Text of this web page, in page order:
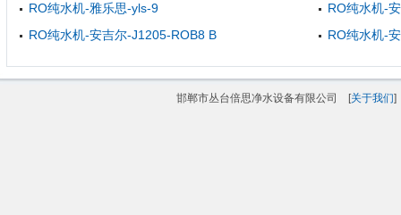
RO纯水机-雅乐思-yls-9
RO纯水机-
RO纯水机-安吉尔-J1205-ROB8 B
RO纯水机-
邯郸市丛台倍思净水设备有限公司 [关于我们]